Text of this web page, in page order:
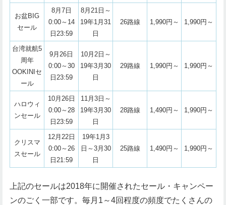
お盆BIG
セール
8月7日
0:00～14
日23:59
8月21日～
19年1月31
日
26路線 1,990円～ 1,990円～
台湾就航5
周年
OOKINIセ
ール
9月26日
0:00～30
日23:59
10月2日～
19年3月30
日
29路線 1,990円～ 1,990円～
ハロウィ
ンセール
10月26日
0:00～28
日23:59
11月3日～
19年3月30
日
28路線 1,490円～ 1,990円～
クリスマ
スセール
12月22日
0:00～26
日21:59
19年1月3
日～3月30
日
25路線 1,490円～ 1,990円～
上記のセールは2018年に開催されたセール・キャンペー
ンのごく一部です。毎月1～4回程度の頻度でたくさんの